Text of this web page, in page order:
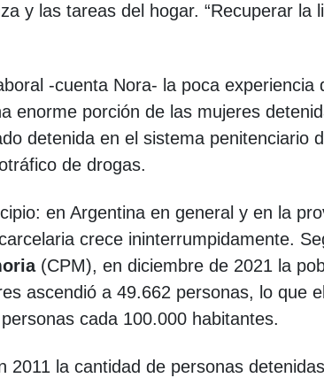
y las tareas del hogar. “Recuperar la
-cuenta Nora- la poca
enorme porción de las mujeres
detenida en el sistema penitenciario
de drogas.
en Argentina en general y en la
crece ininterrumpidamente.
(CPM), en diciembre de 2021 la
ascendió a 49.662 personas, lo que
cada 100.000 habitantes.
2011 la cantidad de personas